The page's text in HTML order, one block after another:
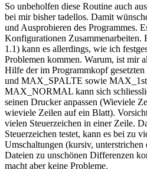
So unbeholfen diese Routine auch
bei mir bisher tadellos. Damit
und Ausprobieren des Programmes.
Konfigurationen Zusammenarbeiten.
1.1) kann es allerdings, wie ich
Problemen kommen. Warum, ist mir
Hilfe der im Programmkopf
und MAX_SPALTE sowie
MAX_NORMAL kann sich
seinen Drucker anpassen (Wieviele
wieviele Zeilen auf ein Blatt).
vielen Steuerzeichen in einer Zeile.
Steuerzeichen testet, kann es bei zu
Umschaltungen (kursiv,
Dateien zu unschönen Differenzen
macht aber keine Probleme.